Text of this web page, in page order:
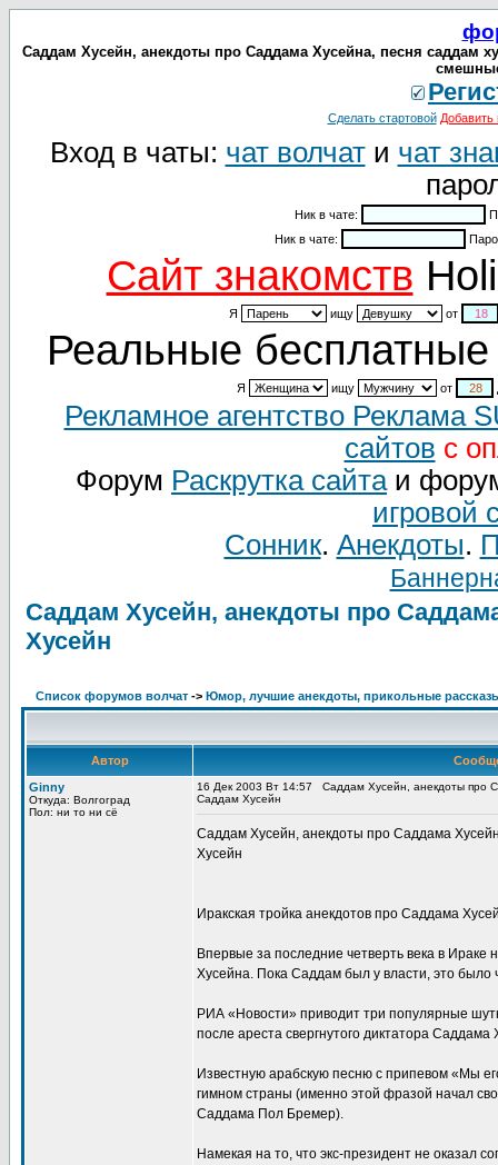
Саддам Хусейн, анекдоты про Саддама Хусейна, песня саддам
Сделать стартовой Добавить
Вход в чаты: чат волчати чат
Ник в чате:
Ник в чате:
Cайт знакомств
Я ищу от
Реальные бесплатные
Я ищу от
Рекламное агентство Реклама
сайтов с
Форум Раскрутка сайтаи
игровой
Сонник. Анекдоты.
Саддам Хусейн, анекдоты про
Хусейн
Список форумов волчат -> Юмор, лучшие анекдоты, прикольные
Автор
Ginny
Откуда: Волгоград
Пол: ни то ни сё
16 Дек 2003 Вт 14:57
Саддам Хусейн, анекдоты про
Саддам Хусейн
Саддам Хусейн, анекдоты про Саддама
Хусейн
Иракская тройка анекдотов про Саддама
Впервые за последние четверть века в
Хусейна. Пока Саддам был у власти, это было
РИА «Новости» приводит три популярные
после ареста свергнутого диктатора Саддама
Известную арабскую песню с припевом «Мы
гимном страны (именно этой фразой начал
Саддама Пол Бремер).
Намекая на то, что экс-президент не оказал